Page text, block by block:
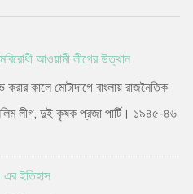
আওয়ামী লীগের উত্থান
করার কালে মোটাদাগে বাংলায় রাজনৈতিক
লীগ, দুই কৃষক প্রজা পার্টি। ১৯৪৫-৪৬
ইতিহাস